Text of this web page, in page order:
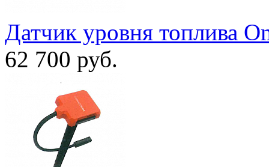
Датчик уровня топлива
62 700 руб.